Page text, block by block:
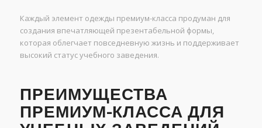
Каждый элемент одежды премиум-класса продуман для
создания впечатляющей презентабельной формы,
которая облегчает повседневную жизнь и поддерживает
высокий статус учебного заведения.
ПРЕИМУЩЕСТВА
ПРЕМИУМ-КЛАССА ДЛЯ